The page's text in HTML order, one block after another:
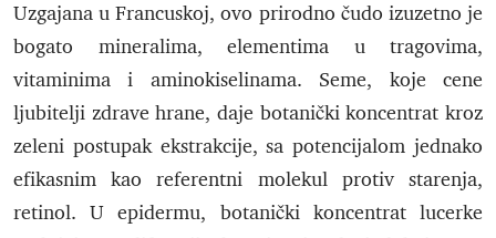
Uzgajana u Francuskoj, ovo prirodno čudo izuzetno je
bogato mineralima, elementima u tragovima,
vitaminima i aminokiselinama. Seme, koje cene
ljubitelji zdrave hrane, daje botanički koncentrat kroz
zeleni postupak ekstrakcije, sa potencijalom jednako
efikasnim kao referentni molekul protiv starenja,
retinol. U epidermu, botanički koncentrat lucerke